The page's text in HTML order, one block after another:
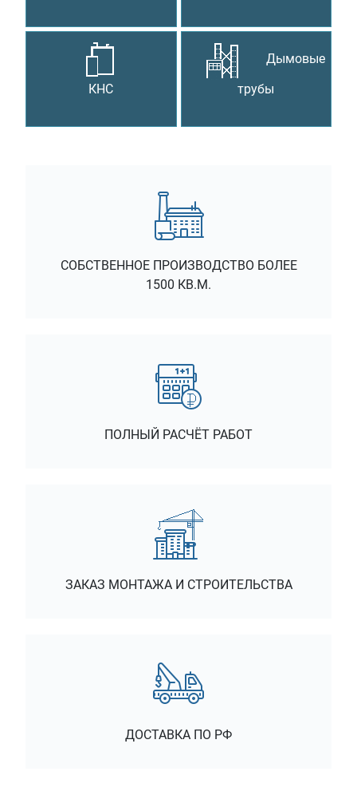
КНС
Дымовые
трубы
СОБСТВЕННОЕ ПРОИЗВОДСТВО БОЛЕЕ
1500 КВ.М.
ПОЛНЫЙ РАСЧЁТ РАБОТ
ЗАКАЗ МОНТАЖА И СТРОИТЕЛЬСТВА
ДОСТАВКА ПО РФ